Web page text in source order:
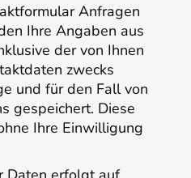
Anfragen
Ihre Angaben aus
der von Ihnen
zwecks
und für den Fall von
gespeichert. Diese
Ihre Einwilligung